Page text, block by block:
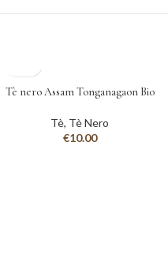
Tè nero Assam Tonganagaon Bio
Tè, Tè Nero
€10.00